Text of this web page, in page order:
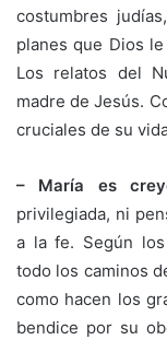
costumbres
planes que Dios
Los relatos del
madre de Jesús.
cruciales de su
– María es
privilegiada, ni
a la fe. Según
todo los caminos
como hacen los
bendice por su